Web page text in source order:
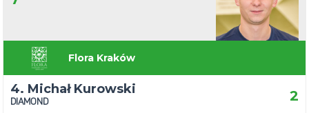
Flora Kraków
4. Michał Kurowski
DIAMOND 2